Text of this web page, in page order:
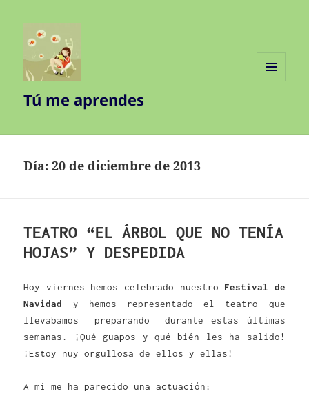
Tú me aprendes
Día:20 de diciembre de 2013
TEATRO “EL ÁRBOL QUE NO TENÍA
HOJAS” Y DESPEDIDA
Hoy viernes hemos celebrado nuestro Festival de
Navidad y hemos representado el teatro que
llevabamos preparando durante estas últimas
semanas. ¡Qué guapos y qué bién les ha salido!
¡Estoy nuy orgullosa de ellos y ellas!
A mi me ha parecido una actuación: